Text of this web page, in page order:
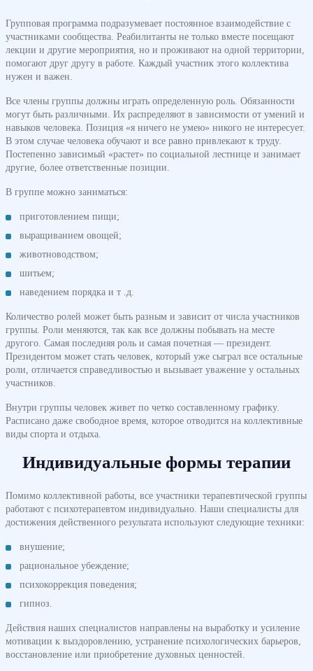
Групповая программа подразумевает постоянное взаимодействие с
участниками сообщества. Реабилитанты не только вместе посещают
лекции и другие мероприятия, но и проживают на одной территории,
помогают друг другу в работе. Каждый участник этого коллектива
нужен и важен.
Все члены группы должны играть определенную роль. Обязанности
могут быть различными. Их распределяют в зависимости от умений и
навыков человека. Позиция «я ничего не умею» никого не интересует.
В этом случае человека обучают и все равно привлекают к труду.
Постепенно зависимый «растет» по социальной лестнице и занимает
другие, более ответственные позиции.
В группе можно заниматься:
приготовлением пищи;
выращиванием овощей;
животноводством;
шитьем;
наведением порядка и т .д.
Количество ролей может быть разным и зависит от числа участников
группы. Роли меняются, так как все должны побывать на месте
другого. Самая последняя роль и самая почетная — президент.
Президентом может стать человек, который уже сыграл все остальные
роли, отличается справедливостью и вызывает уважение у остальных
участников.
Внутри группы человек живет по четко составленному графику.
Расписано даже свободное время, которое отводится на коллективные
виды спорта и отдыха.
Индивидуальные формы терапии
Помимо коллективной работы, все участники терапевтической группы
работают с психотерапевтом индивидуально. Наши специалисты для
достижения действенного результата используют следующие техники:
внушение;
рациональное убеждение;
психокоррекция поведения;
гипноз.
Действия наших специалистов направлены на выработку и усиление
мотивации к выздоровлению, устранение психологических барьеров,
восстановление или приобретение духовных ценностей.